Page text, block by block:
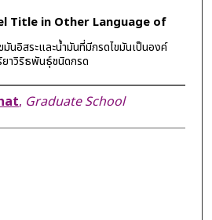
Title in Other Language of
มันอิสระและน้ำมันที่มีกรดไขมันเป็นองค์
ยาวิริธพันธุ์ชนิดกรด
, Graduate School